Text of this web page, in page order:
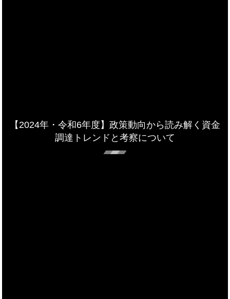
【2024年・令和6年度】政策動向から読み解く資金
調達トレンドと考察について